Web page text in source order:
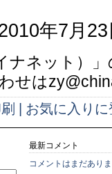
年7月23
ナネット）
せは
お気に入りに
最新コメント
コメントはまだあり